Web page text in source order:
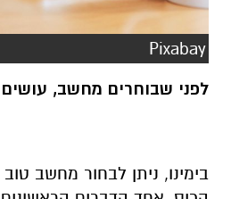
Pixabay
לפני שבוחרים מחשב, עושים
בימינו, ניתן לבחור מחשב